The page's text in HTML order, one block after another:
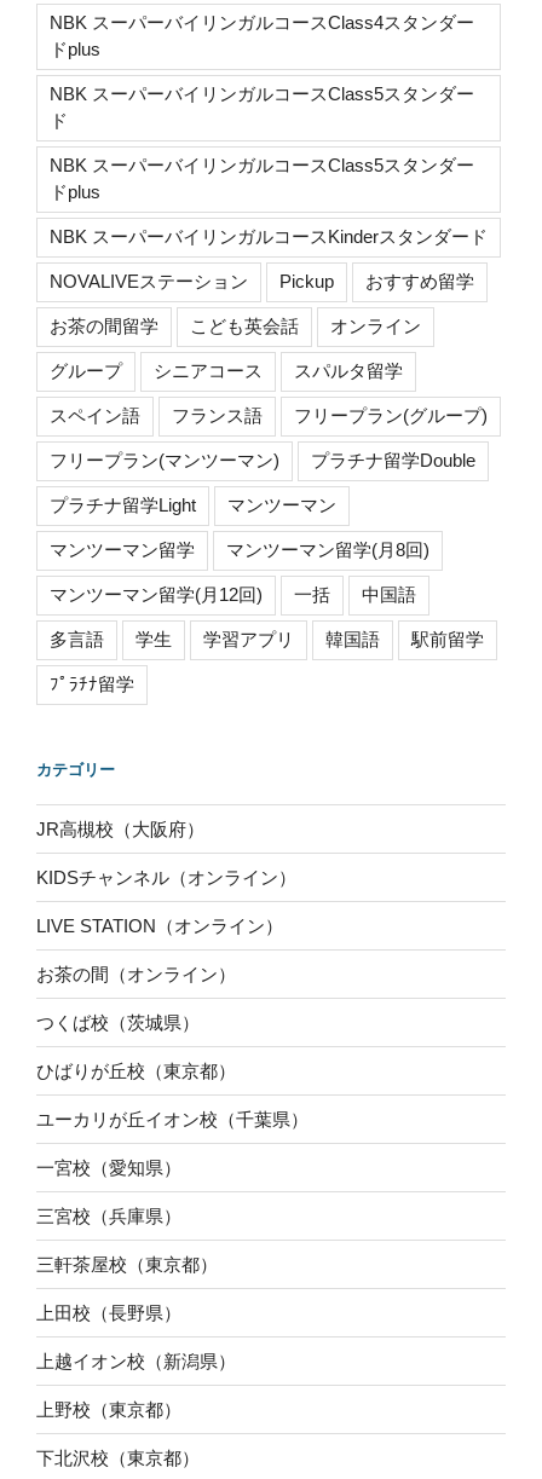
NBK スーパーバイリンガルコースClass4スタンダー
ドplus
NBK スーパーバイリンガルコースClass5スタンダー
ド
NBK スーパーバイリンガルコースClass5スタンダー
ドplus
NBK スーパーバイリンガルコースKinderスタンダード
NOVALIVEステーション Pickup おすすめ留学
お茶の間留学 こども英会話 オンライン
グループ シニアコース スパルタ留学
スペイン語 フランス語 フリープラン(グループ)
フリープラン(マンツーマン) プラチナ留学Double
プラチナ留学Light マンツーマン
マンツーマン留学 マンツーマン留学(月8回)
マンツーマン留学(月12回) 一括 中国語
多言語 学生 学習アプリ 韓国語 駅前留学
ﾌﾟﾗﾁﾅ留学
カテゴリー
JR高槻校（大阪府）
KIDSチャンネル（オンライン）
LIVE STATION（オンライン）
お茶の間（オンライン）
つくば校（茨城県）
ひばりが丘校（東京都）
ユーカリが丘イオン校（千葉県）
一宮校（愛知県）
三宮校（兵庫県）
三軒茶屋校（東京都）
上田校（長野県）
上越イオン校（新潟県）
上野校（東京都）
下北沢校（東京都）